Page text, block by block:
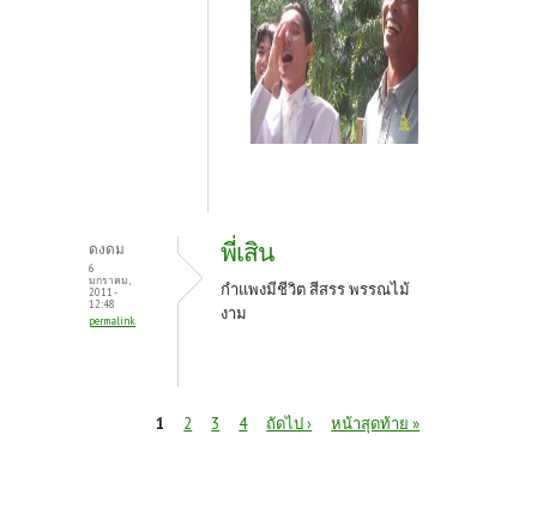
ดงดม
6
มกราคม,
2011 -
12:48
permalink
พี่เสิน
กำแพงมีชีวิต สีสรร พรรณไม้
งาม
1 2 3 4 ถัดไป › หน้าสุดท้าย »